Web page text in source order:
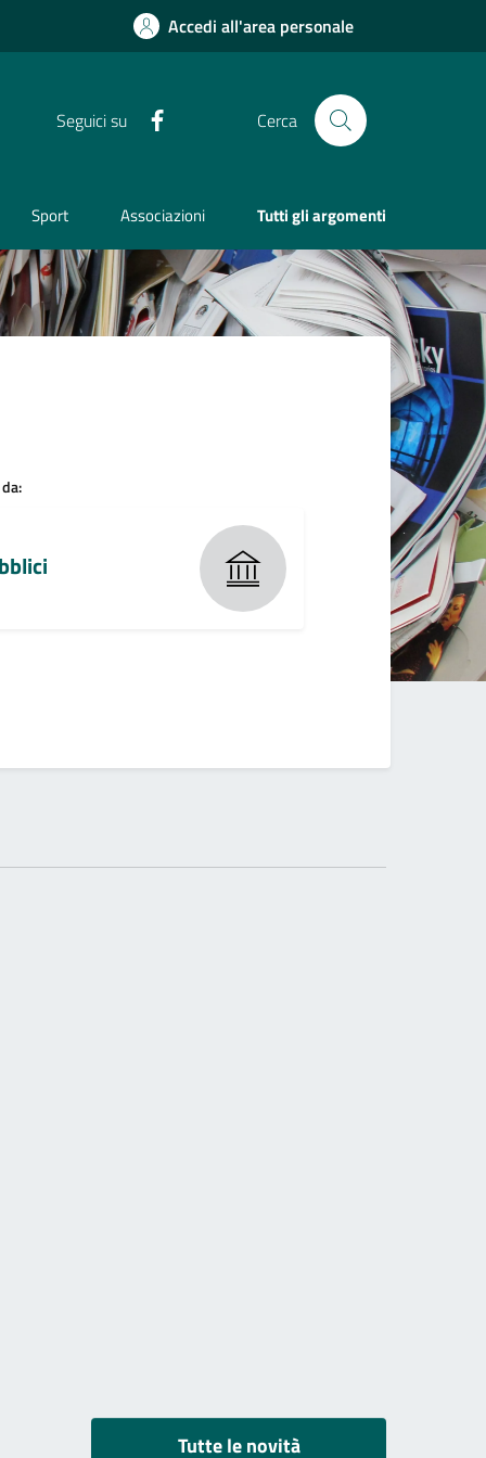
Accedi all'area personale
Seguici su Cerca
Sport Associazioni Tutti gli argomenti
Tutte le novità